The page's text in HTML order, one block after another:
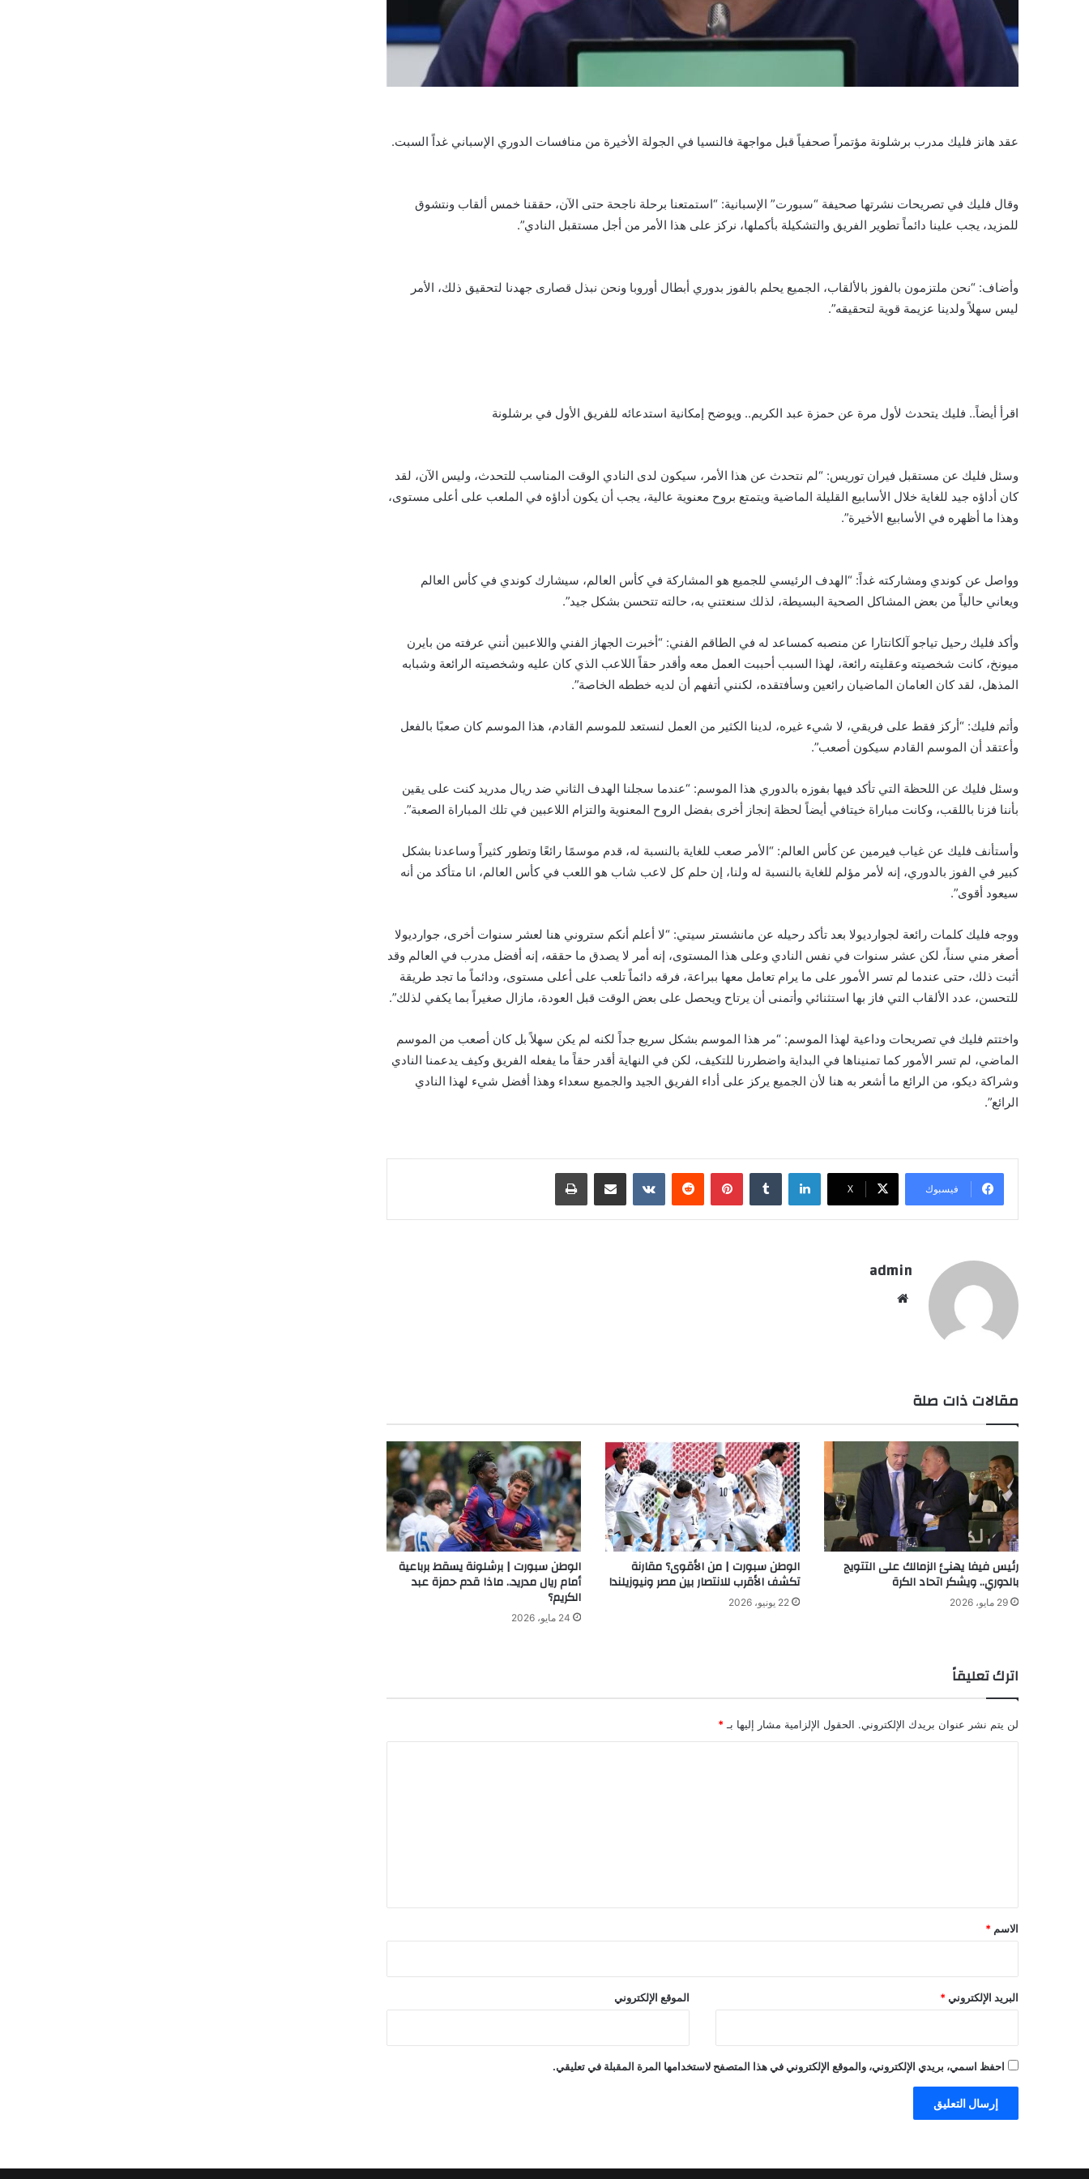
عقد هانز فليك مدرب برشلونة مؤتمراً صحفياً قبل مواجهة فالنسيا في الجولة الأخيرة من منافسات الدوري الإسباني غداً السبت.
وقال فليك في تصريحات نشرتها صحيفة “سبورت” الإسبانية: “استمتعنا برحلة ناجحة حتى الآن، حققنا خمس ألقاب ونتشوق
للمزيد، يجب علينا دائماً تطوير الفريق والتشكيلة بأكملها، نركز على هذا الأمر من أجل مستقبل النادي”.
وأضاف: “نحن ملتزمون بالفوز بالألقاب، الجميع يحلم بالفوز بدوري أبطال أوروبا ونحن نبذل قصارى جهدنا لتحقيق ذلك، الأمر
ليس سهلاً ولدينا عزيمة قوية لتحقيقه”.
اقرأ أيضاً.. فليك يتحدث لأول مرة عن حمزة عبد الكريم.. ويوضح إمكانية استدعائه للفريق الأول في برشلونة
وسئل فليك عن مستقبل فيران توريس: “لم نتحدث عن هذا الأمر، سيكون لدى النادي الوقت المناسب للتحدث، وليس الآن، لقد
كان أداؤه جيد للغاية خلال الأسابيع القليلة الماضية ويتمتع بروح معنوية عالية، يجب أن يكون أداؤه في الملعب على أعلى مستوى،
وهذا ما أظهره في الأسابيع الأخيرة”.
وواصل عن كوندي ومشاركته غداً: “الهدف الرئيسي للجميع هو المشاركة في كأس العالم، سيشارك كوندي في كأس العالم
ويعاني حالياً من بعض المشاكل الصحية البسيطة، لذلك سنعتني به، حالته تتحسن بشكل جيد”.
وأكد فليك رحيل تياجو آلكانتارا عن منصبه كمساعد له في الطاقم الفني: “أخبرت الجهاز الفني واللاعبين أنني عرفته من بايرن
ميونخ، كانت شخصيته وعقليته رائعة، لهذا السبب أحببت العمل معه وأقدر حقاً اللاعب الذي كان عليه وشخصيته الرائعة وشبابه
المذهل، لقد كان العامان الماضيان رائعين وسأفتقده، لكنني أتفهم أن لديه خططه الخاصة”.
وأتم فليك: “أركز فقط على فريقي، لا شيء غيره، لدينا الكثير من العمل لنستعد للموسم القادم، هذا الموسم كان صعبًا بالفعل
وأعتقد أن الموسم القادم سيكون أصعب”.
وسئل فليك عن اللحظة التي تأكد فيها بفوزه بالدوري هذا الموسم: “عندما سجلنا الهدف الثاني ضد ريال مدريد كنت على يقين
بأننا فزنا باللقب، وكانت مباراة خيتافي أيضاً لحظة إنجاز أخرى بفضل الروح المعنوية والتزام اللاعبين في تلك المباراة الصعبة”.
وأستأنف فليك عن غياب فيرمين عن كأس العالم: “الأمر صعب للغاية بالنسبة له، قدم موسمًا رائعًا وتطور كثيراً وساعدنا بشكل
كبير في الفوز بالدوري، إنه لأمر مؤلم للغاية بالنسبة له ولنا، إن حلم كل لاعب شاب هو اللعب في كأس العالم، انا متأكد من أنه
سيعود أقوى”.
ووجه فليك كلمات رائعة لجوارديولا بعد تأكد رحيله عن مانشستر سيتي: “لا أعلم أنكم ستروني هنا لعشر سنوات أخرى، جوارديولا
أصغر مني سناً، لكن عشر سنوات في نفس النادي وعلى هذا المستوى، إنه أمر لا يصدق ما حققه، إنه أفضل مدرب في العالم وقد
أثبت ذلك، حتى عندما لم تسر الأمور على ما يرام تعامل معها ببراعة، فرقه دائماً تلعب على أعلى مستوى، ودائماً ما تجد طريقة
للتحسن، عدد الألقاب التي فاز بها استثنائي وأتمنى أن يرتاح ويحصل على بعض الوقت قبل العودة، مازال صغيراً بما يكفي لذلك”.
واختتم فليك في تصريحات وداعية لهذا الموسم: “مر هذا الموسم بشكل سريع جداً لكنه لم يكن سهلاً بل كان أصعب من الموسم
الماضي، لم تسر الأمور كما تمنيناها في البداية واضطررنا للتكيف، لكن في النهاية أقدر حقاً ما يفعله الفريق وكيف يدعمنا النادي
وشراكة ديكو، من الرائع ما أشعر به هنا لأن الجميع يركز على أداء الفريق الجيد والجميع سعداء وهذا أفضل شيء لهذا النادي
الرائع”.
فيسبوك X
لينكدإن بينتيريست مشاركة عبر البريد طباعة
admin
مقالات ذات صلة
رئيس فيفا يهنئ الزمالك على التتويج
بالدوري.. ويشكر اتحاد الكرة
29 مايو، 2026
الوطن سبورت | من الأقوى؟ مقارنة
تكشف الأقرب للانتصار بين مصر ونيوزيلندا
22 يونيو، 2026
الوطن سبورت | برشلونة يسقط برباعية
أمام ريال مدريد.. ماذا قدم حمزة عبد
الكريم؟
24 مايو، 2026
اترك تعليقاً
لن يتم نشر عنوان بريدك الإلكتروني. الحقول الإلزامية مشار إليها بـ *
*
الاسم *
البريد الإلكتروني * الموقع الإلكتروني
احفظ اسمي، بريدي الإلكتروني، والموقع الإلكتروني في هذا المتصفح لاستخدامها المرة المقبلة في تعليقي.